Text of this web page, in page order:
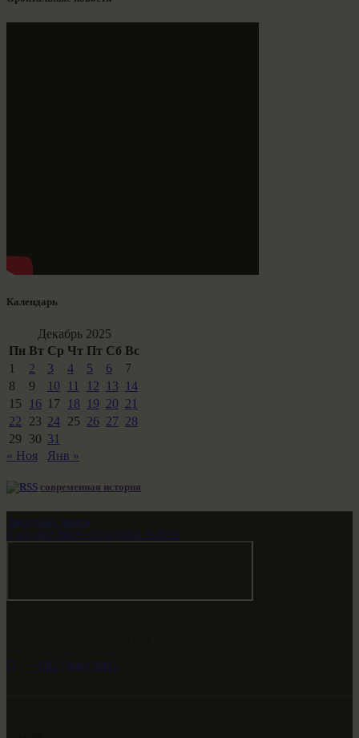
Календарь
Декабрь 2025
Пн Вт Ср Чт Пт Сб Вс
1
2 3 4 5 6
7
8
9 10 11 12 13
14
15
16 17 18 19 20 21
22
23 24 25 26 27 28
29
30 31
« Ноя
Янв »
современная история
Звездные врата
НАШ МИР ВЧЕРА СЕГОДНЯ И ЗАВТРА
+682 (000) 0001